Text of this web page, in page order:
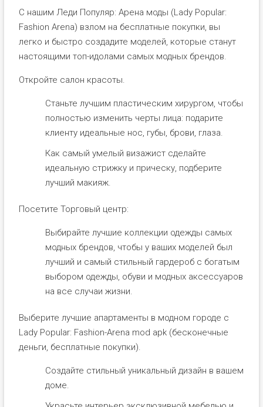
С нашим Леди Популяр: Арена моды (Lady Popular:
Fashion Arena) взлом на бесплатные покупки, вы
легко и быстро создадите моделей, которые станут
настоящими топ-идолами самых модных брендов.
Откройте салон красоты.
Станьте лучшим пластическим хирургом, чтобы
полностью изменить черты лица: подарите
клиенту идеальные нос, губы, брови, глаза.
Как самый умелый визажист сделайте
идеальную стрижку и прическу, подберите
лучший макияж.
Посетите Торговый центр:
Выбирайте лучшие коллекции одежды самых
модных брендов, чтобы у ваших моделей был
лучший и самый стильный гардероб с богатым
выбором одежды, обуви и модных аксессуаров
на все случаи жизни.
Выберите лучшие апартаменты в модном городе с
Lady Popular: Fashion-Arena mod apk (бесконечные
деньги, бесплатные покупки).
Создайте стильный уникальный дизайн в вашем
доме.